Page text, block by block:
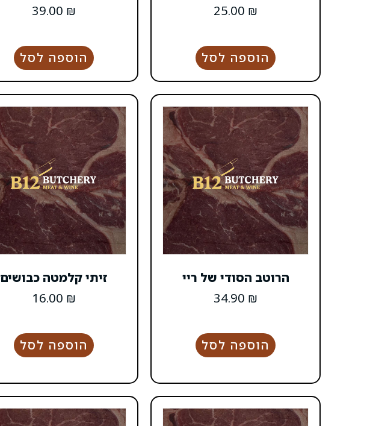
25.00 ₪
הוספה לסל
39.00 ₪
הוספה לסל
הרוטב הסודי של ריי
34.90 ₪
הוספה לסל
זיתי קלמטה כבושים
16.00 ₪
הוספה לסל